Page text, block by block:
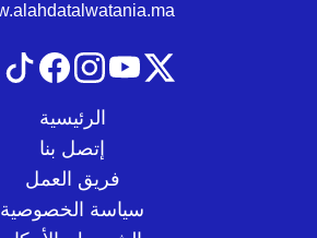
الرئيسية
إتصل بنا
فريق العمل
سياسة الخصوصية